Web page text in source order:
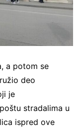
a potom se
deo
je
stradalima u
ispred ove